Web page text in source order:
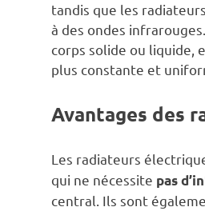
tandis que les
à des ondes
corps solide ou liquide,
plus constante et
Avantages des
Les radiateurs
qui ne nécessite pas
central. Ils sont